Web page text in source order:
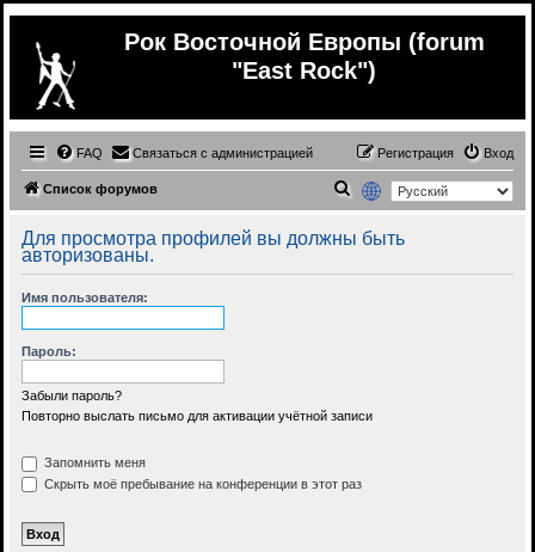
Рок Восточной Европы (forum
"East Rock")
FAQ Связаться с администрацией Вход
Регистрация
Список форумов
и
с
Для просмотра профилей вы должны быть
авторизованы.
Имя пользователя:
Пароль:
Забыли пароль?
Повторно выслать письмо для активации учётной записи
Запомнить меня
Скрыть моё пребывание на конференции в этот раз